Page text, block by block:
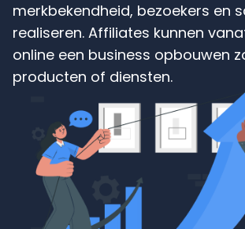
merkbekendheid, bezoekers en
realiseren. Affiliates kunnen
online een business opbouwen
producten of diensten.